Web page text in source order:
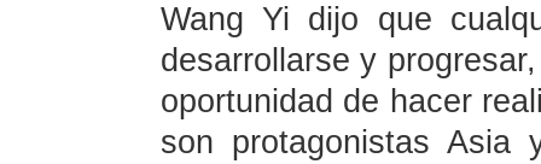
Wang Yi dijo que
desarrollarse y
oportunidad de hacer
son protagonistas Asia